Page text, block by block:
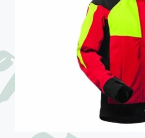
AJOUTER AU PANIER /